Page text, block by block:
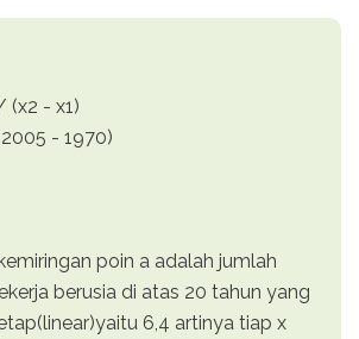
(x2 - x1)
- 1970)
poin a adalah jumlah
berusia di atas 20 tahun yang
6,4 artinya tiap x